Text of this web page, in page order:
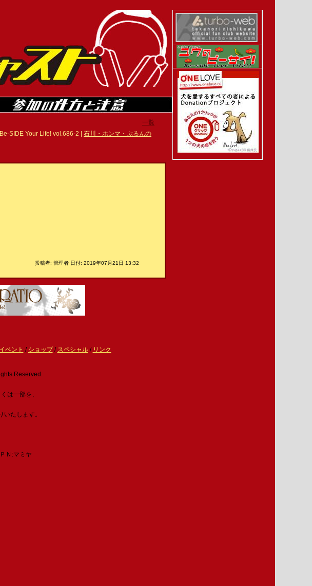
一覧
SIDE Your Life! vol.686-2 | 石川・ホンマ・ぶるんの
投稿者: 管理者 日付: 2019年07月21日 13:32
ベント / ショップ/ スペシャル/ リンク
Reserved.
は一部を、
たします。
Ｎ:マミヤ